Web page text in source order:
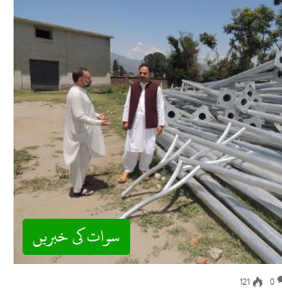
سوات کی خبریں
0
121